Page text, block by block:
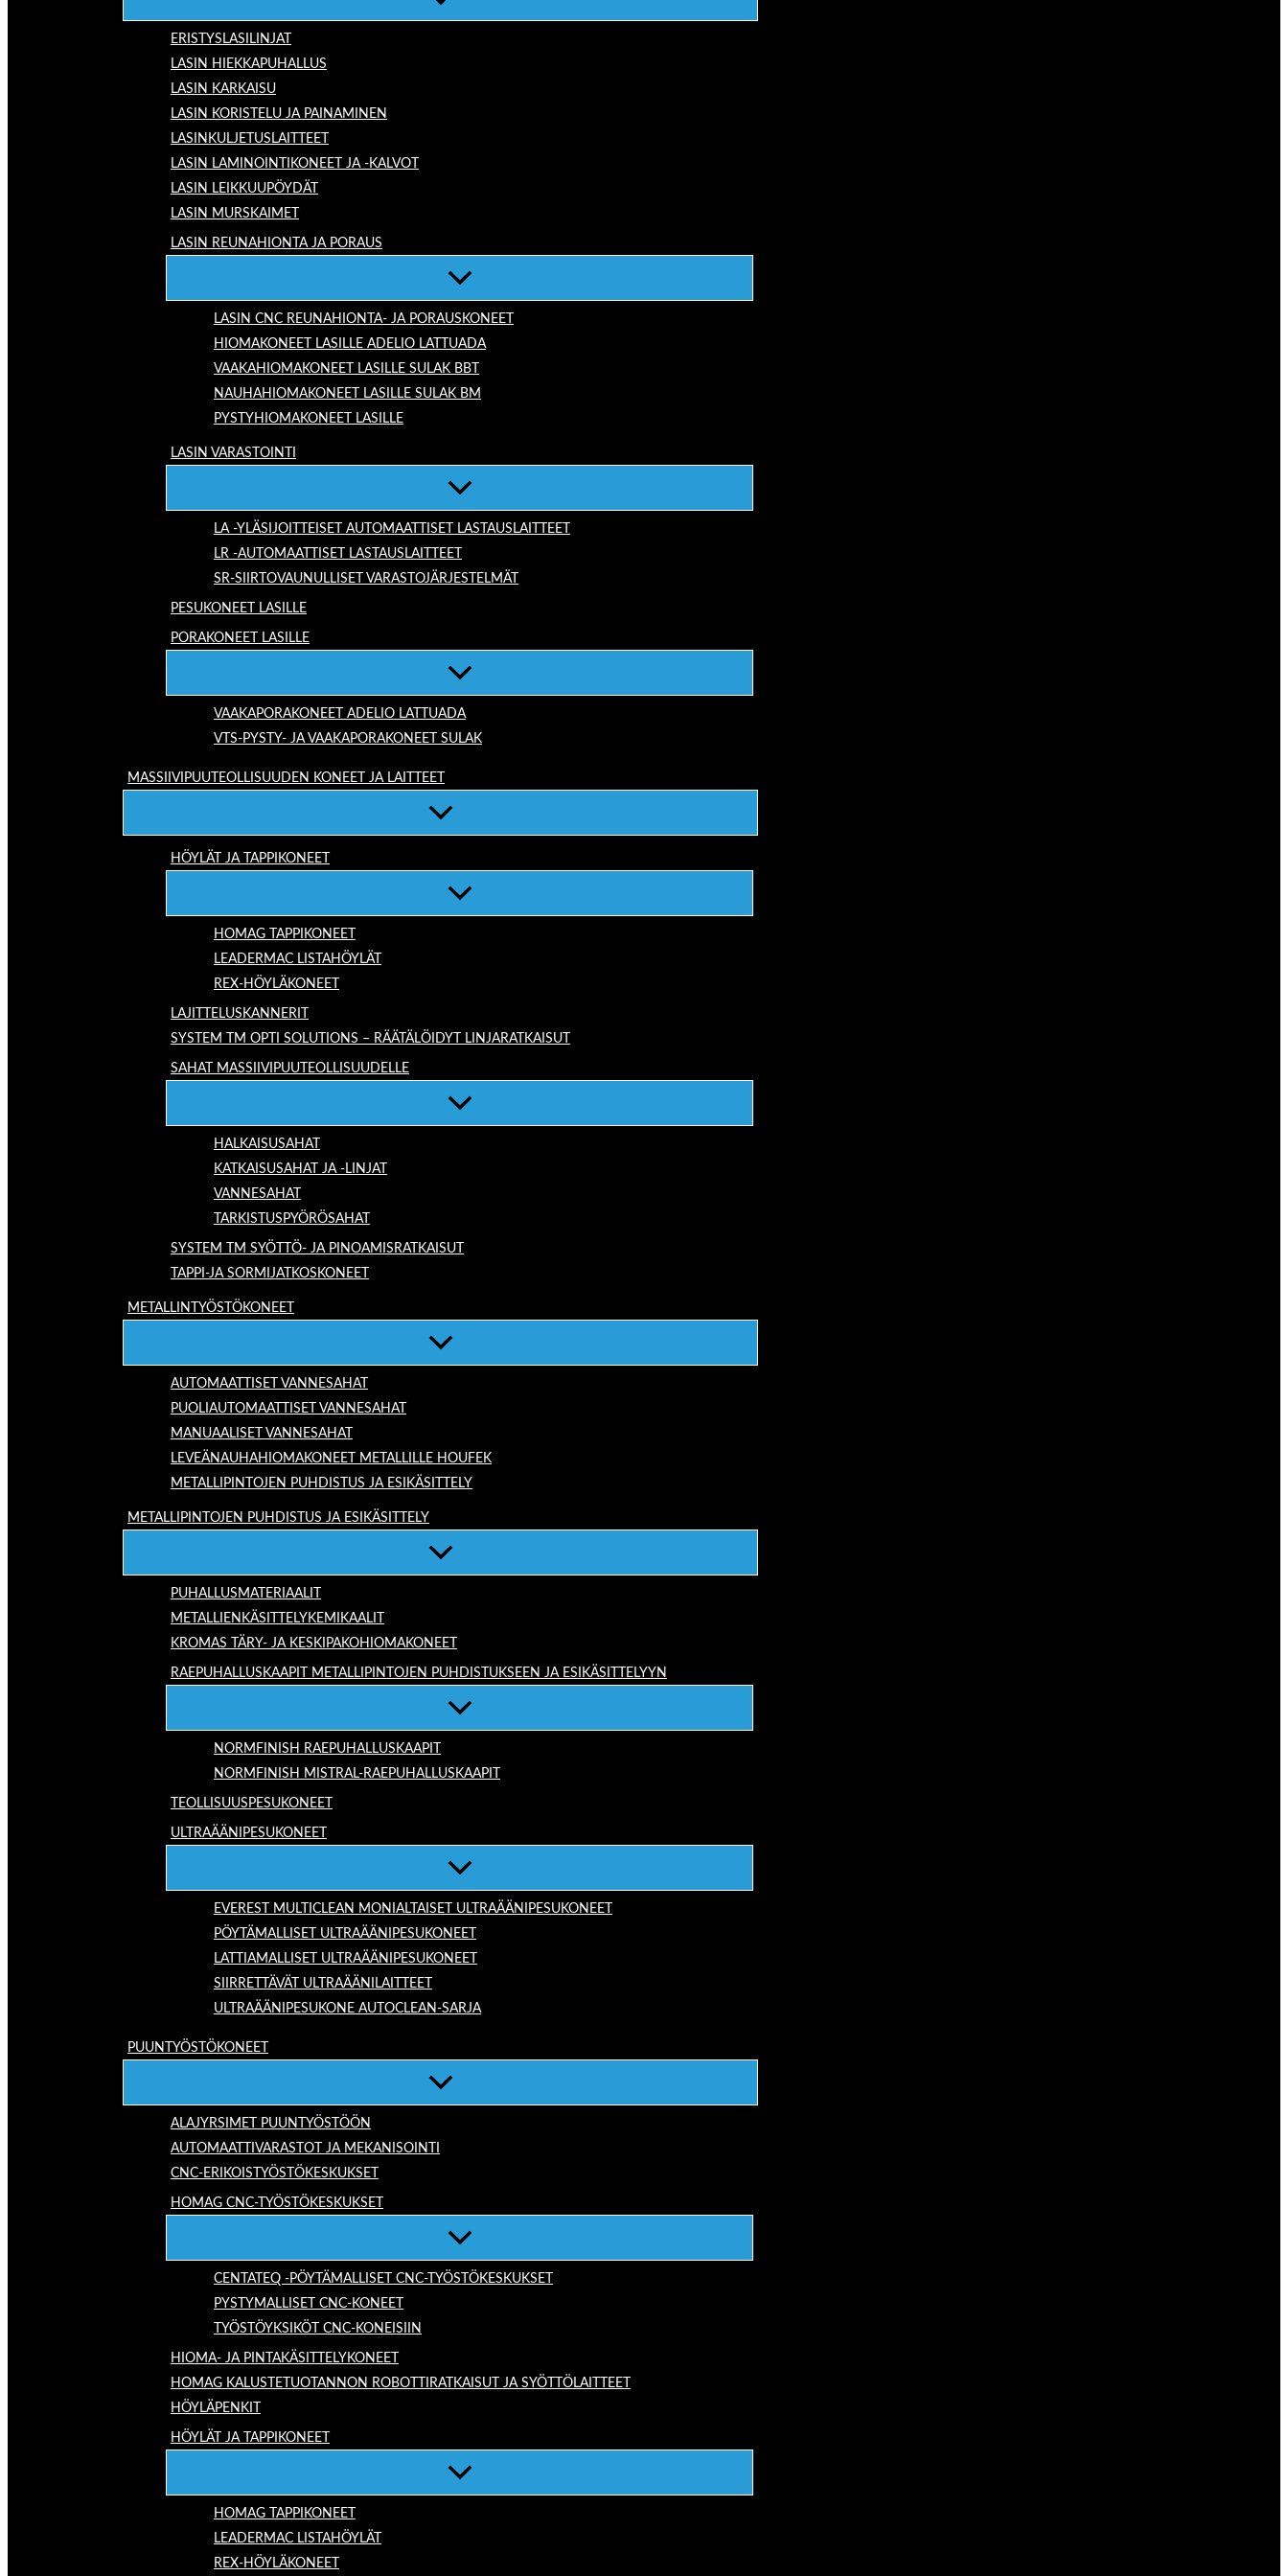
ERISTYSLASILINJAT
LASIN HIEKKAPUHALLUS
LASIN KARKAISU
LASIN KORISTELU JA PAINAMINEN
LASINKULJETUSLAITTEET
LASIN LAMINOINTIKONEET JA -KALVOT
LASIN LEIKKUUPÖYDÄT
LASIN MURSKAIMET
LASIN REUNAHIONTA JA PORAUS
LASIN CNC REUNAHIONTA- JA PORAUSKONEET
HIOMAKONEET LASILLE ADELIO LATTUADA
VAAKAHIOMAKONEET LASILLE SULAK BBT
NAUHAHIOMAKONEET LASILLE SULAK BM
PYSTYHIOMAKONEET LASILLE
LASIN VARASTOINTI
LA -YLÄSIJOITTEISET AUTOMAATTISET LASTAUSLAITTEET
LR -AUTOMAATTISET LASTAUSLAITTEET
SR-SIIRTOVAUNULLISET VARASTOJÄRJESTELMÄT
PESUKONEET LASILLE
PORAKONEET LASILLE
VAAKAPORAKONEET ADELIO LATTUADA
VTS-PYSTY- JA VAAKAPORAKONEET SULAK
MASSIIVIPUUTEOLLISUUDEN KONEET JA LAITTEET
HÖYLÄT JA TAPPIKONEET
HOMAG TAPPIKONEET
LEADERMAC LISTAHÖYLÄT
REX-HÖYLÄKONEET
LAJITTELUSKANNERIT
SYSTEM TM OPTI SOLUTIONS – RÄÄTÄLÖIDYT LINJARATKAISUT
SAHAT MASSIIVIPUUTEOLLISUUDELLE
HALKAISUSAHAT
KATKAISUSAHAT JA -LINJAT
VANNESAHAT
TARKISTUSPYÖRÖSAHAT
SYSTEM TM SYÖTTÖ- JA PINOAMISRATKAISUT
TAPPI-JA SORMIJATKOSKONEET
METALLINTYÖSTÖKONEET
AUTOMAATTISET VANNESAHAT
PUOLIAUTOMAATTISET VANNESAHAT
MANUAALISET VANNESAHAT
LEVEÄNAUHAHIOMAKONEET METALLILLE HOUFEK
METALLIPINTOJEN PUHDISTUS JA ESIKÄSITTELY
METALLIPINTOJEN PUHDISTUS JA ESIKÄSITTELY
PUHALLUSMATERIAALIT
METALLIENKÄSITTELYKEMIKAALIT
KROMAS TÄRY- JA KESKIPAKOHIOMAKONEET
RAEPUHALLUSKAAPIT METALLIPINTOJEN PUHDISTUKSEEN JA ESIKÄSITTELYYN
NORMFINISH RAEPUHALLUSKAAPIT
NORMFINISH MISTRAL-RAEPUHALLUSKAAPIT
TEOLLISUUSPESUKONEET
ULTRAÄÄNIPESUKONEET
EVEREST MULTICLEAN MONIALTAISET ULTRAÄÄNIPESUKONEET
PÖYTÄMALLISET ULTRAÄÄNIPESUKONEET
LATTIAMALLISET ULTRAÄÄNIPESUKONEET
SIIRRETTÄVÄT ULTRAÄÄNILAITTEET
ULTRAÄÄNIPESUKONE AUTOCLEAN-SARJA
PUUNTYÖSTÖKONEET
ALAJYRSIMET PUUNTYÖSTÖÖN
AUTOMAATTIVARASTOT JA MEKANISOINTI
CNC-ERIKOISTYÖSTÖKESKUKSET
HOMAG CNC-TYÖSTÖKESKUKSET
CENTATEQ -PÖYTÄMALLISET CNC-TYÖSTÖKESKUKSET
PYSTYMALLISET CNC-KONEET
TYÖSTÖYKSIKÖT CNC-KONEISIIN
HIOMA- JA PINTAKÄSITTELYKONEET
HOMAG KALUSTETUOTANNON ROBOTTIRATKAISUT JA SYÖTTÖLAITTEET
HÖYLÄPENKIT
HÖYLÄT JA TAPPIKONEET
HOMAG TAPPIKONEET
LEADERMAC LISTAHÖYLÄT
REX-HÖYLÄKONEET